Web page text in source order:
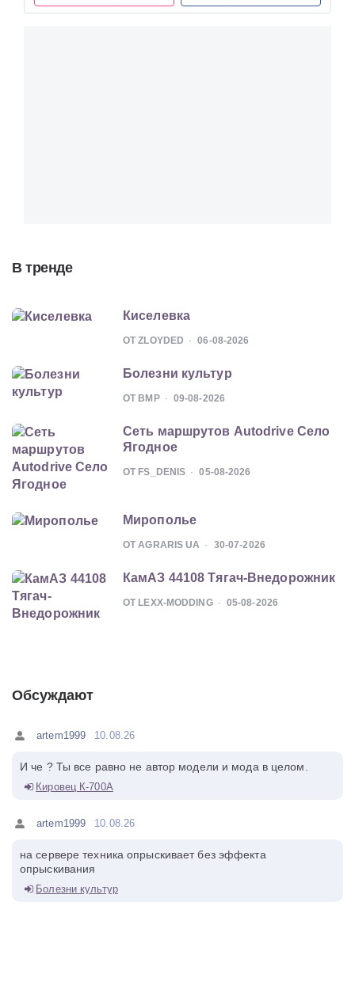
В тренде
Киселевка
ОТ ZLOYDED 06-08-2026
Болезни культур
ОТ BMP 09-08-2026
Сеть маршрутов Autodrive Село
Ягодное
ОТ FS_DENIS 05-08-2026
Мирополье
ОТ AGRARIS UA 30-07-2026
КамАЗ 44108 Тягач-Внедорожник
ОТ LEXX-MODDING 05-08-2026
Обсуждают
artem1999 10.08.26
И че ? Ты все равно не автор модели и мода в целом.
Кировец К-700А
artem1999 10.08.26
на сервере техника опрыскивает без эффекта
опрыскивания
Болезни культур